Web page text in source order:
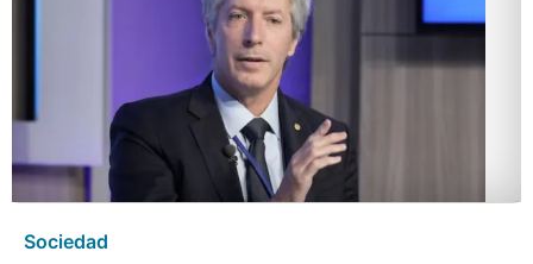
Sociedad